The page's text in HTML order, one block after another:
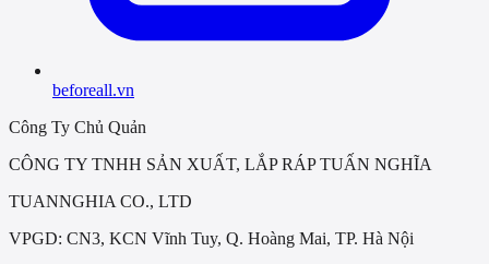
beforeall.vn
Công Ty Chủ Quản
CÔNG TY TNHH SẢN XUẤT, LẮP RÁP TUẤN NGHĨA
TUANNGHIA CO., LTD
VPGD: CN3, KCN Vĩnh Tuy, Q. Hoàng Mai, TP. Hà Nội